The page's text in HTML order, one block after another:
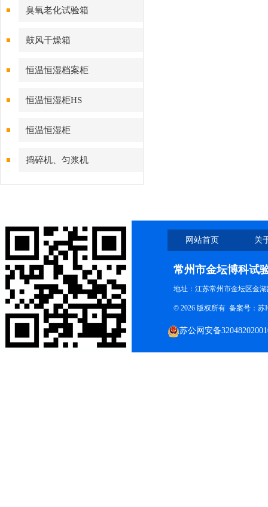
臭氧老化试验箱
鼓风干燥箱
恒温恒湿档案柜
恒温恒湿柜HS
恒温恒湿柜
捣碎机、匀浆机
网站首页 关
常州市金坛博科试
地址：江苏常州市金坛区金湖
© 2026 版权所有 备案号： 苏
苏公网安备